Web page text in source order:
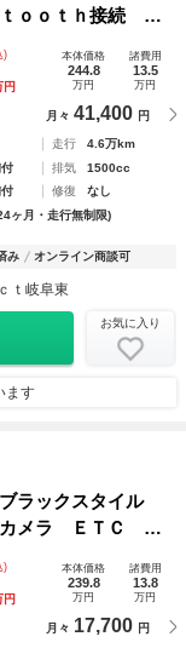
ｏｏｔｈ接続 シ
Ｃ インターナ
マートキー バッ
)
円
本体価格
244.8
万円
諸費用
13.5
万円
月々 41,400 円
走行
4.6万km
排気
1500cc
修復
なし
ヶ月・走行無制限)
み オンライン商談可
ｔ岐阜東
お気に入り
ます
ラックスタイル
メラ ＥＴＣ バ
ィブクルーズコ
ートヒーター ス
)
円
本体価格
239.8
万円
諸費用
13.8
万円
月々 17,700 円